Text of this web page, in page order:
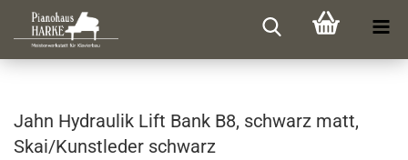
Jahn Hy­drau­lik Lift Bank B8, schwarz matt,
Skai/Kunst­le­der schwarz